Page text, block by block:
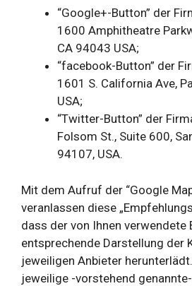
“Google+-Button” der
1600 Amphitheatre
CA 94043 USA;
“facebook-Button” der
1601 S. California Ave,
USA;
“Twitter-Button” der
Folsom St., Suite 600,
94107, USA.
Mit dem Aufruf der “Google
veranlassen diese
dass der von Ihnen verwendete
entsprechende Darstellung der
jeweiligen Anbieter
jeweilige -vorstehend